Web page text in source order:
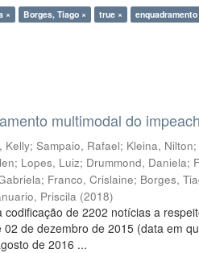
× Borges, Tiago × true ×
multimodal do
Kelly;Sampaio, Rafael; Kleina, Nilton
; Lopes, Luiz; Drummond, Daniela;
; Franco, Crislaine; Borges,
Priscila (2018)
codificação de 2202 notícias a
02 de dezembro de 2015 (data em
de 2016 ...